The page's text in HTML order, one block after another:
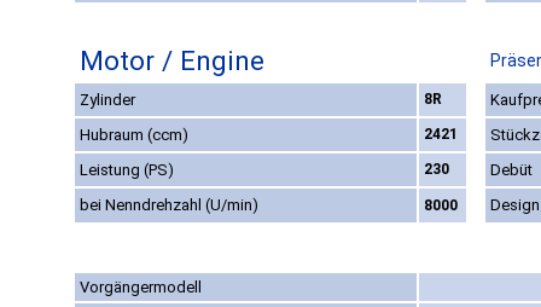
Motor / Engine
Zylinder 8R
Hubraum (ccm)
2421
Leistung (PS)
230
Debüt
bei Nenndrehzahl (U/min)
8000 Design
Vorgängermodell